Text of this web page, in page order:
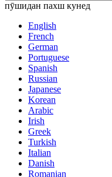
пӯшидан пахш кунед
English
French
German
Portuguese
Spanish
Russian
Japanese
Korean
Arabic
Irish
Greek
Turkish
Italian
Danish
Romanian